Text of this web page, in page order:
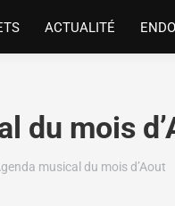
ACTUALITÉ
du mois
musical du mois d’Aout